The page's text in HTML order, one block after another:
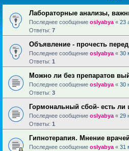
Лабораторные анализы,
Последнее сообщение oslyabya « 23
Ответы: 7
Объявление - прочесть
Последнее сообщение oslyabya « 30
Ответы: 1
Можно ли без препаратов
Последнее сообщение oslyabya « 30
Ответы: 3
Гормональный сбой- есть ли
Последнее сообщение oslyabya « 29
Ответы: 1
Гипнотерапия. Мнение
Последнее сообщение oslyabya « 31